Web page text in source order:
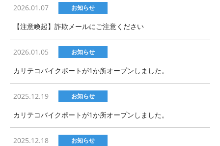
2026.01.07 お知らせ
【注意喚起】詐欺メールにご注意ください
2026.01.05 お知らせ
カリテコバイクポートが1か所オープンしました。
2025.12.19 お知らせ
カリテコバイクポートが1か所オープンしました。
2025.12.18 お知らせ